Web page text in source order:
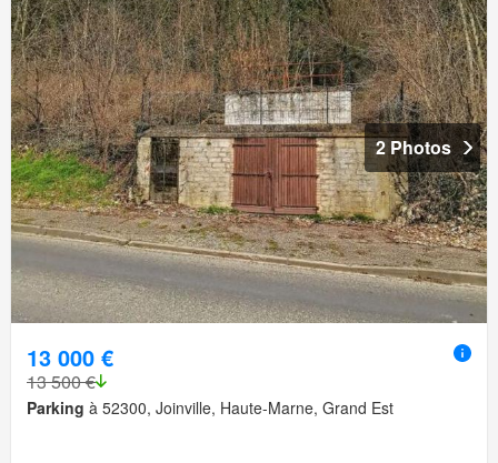
2 Photos
13 000 €
13 500 €
Parking à 52300, Joinville, Haute-Marne, Grand Est